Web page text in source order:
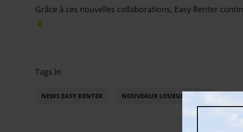
Grâce à ces nouvelles collaborations, Easy Renter
Tags In
NEWS EASY RENTER NOUVEAUX LOUEURS MOTO